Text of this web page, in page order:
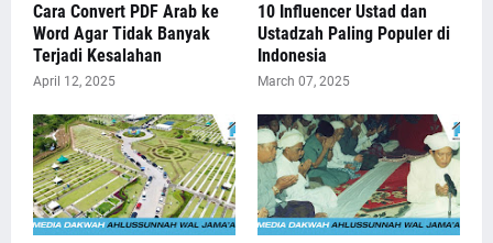
Cara Convert PDF Arab ke
Word Agar Tidak Banyak
Terjadi Kesalahan
April 12, 2025
10 Influencer Ustad dan
Ustadzah Paling Populer di
Indonesia
March 07, 2025